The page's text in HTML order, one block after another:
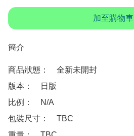
加至購物車
簡介
商品狀態：　全新未開封
版本：　日版
比例：　N/A
包裝尺寸：　TBC